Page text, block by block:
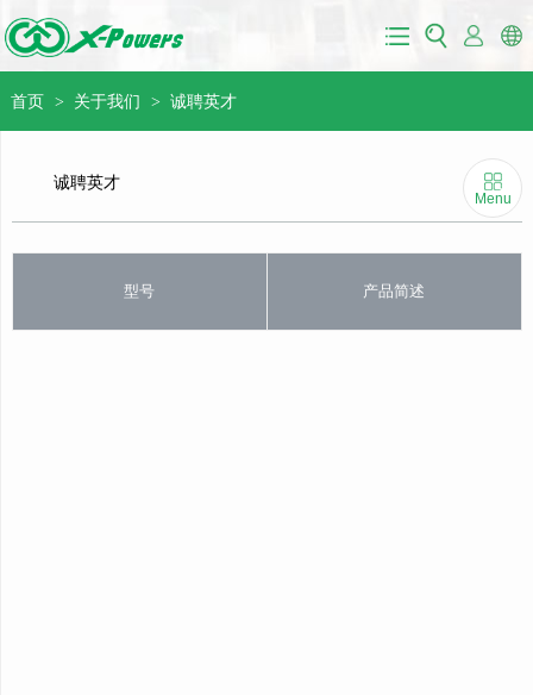
首页 > 关于我们 > 诚聘英才
Menu
诚聘英才
型号 产品简述